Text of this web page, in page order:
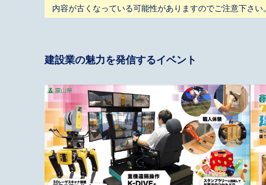
内容が古くなっている可能性がありますのでご注意下さい。
建設業の魅力を発信するイベント